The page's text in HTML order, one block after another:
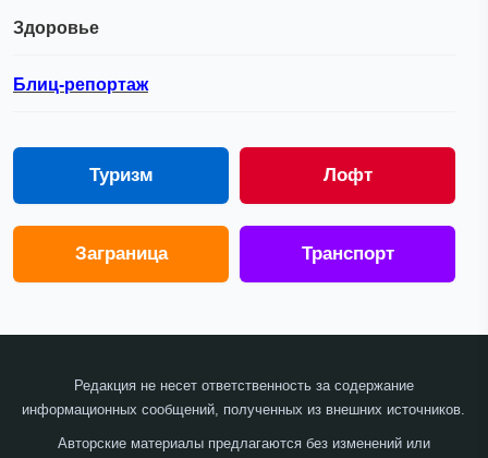
Здоровье
Блиц-репортаж
Туризм Лофт
Заграница Транспорт
Редакция не несет ответственность за содержание
информационных сообщений, полученных из внешних источников.
Авторские материалы предлагаются без изменений или